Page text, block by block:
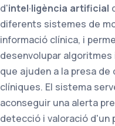
d'intel·ligència artificial
diferents sistemes de
informació clínica, i
desenvolupar algoritmes
que ajuden a la presa de
clíniques. El sistema
aconseguir una alerta
detecció i valoració d'un